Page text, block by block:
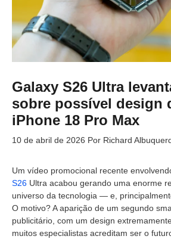
Galaxy S26 Ultra
sobre possível design
iPhone 18 Pro Max
10 de abril de 2026 Por Richard
Um vídeo promocional recente
S26 Ultra acabou gerando uma enorme
universo da tecnologia — e,
O motivo? A aparição de um segundo
publicitário, com um design
muitos especialistas acreditam ser o